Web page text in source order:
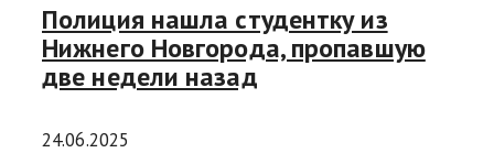
Полиция нашла студентку из
Нижнего Новгорода, пропавшую
две недели назад
24.06.2025